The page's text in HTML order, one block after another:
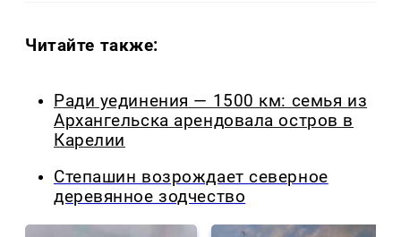
Читайте также:
Ради уединения — 1500 км: семья из
Архангельска арендовала остров в
Карелии
Степашин возрождает северное
деревянное зодчество